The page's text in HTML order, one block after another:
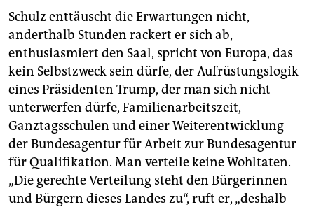
Schulz enttäuscht die Erwartungen nicht,
anderthalb Stunden rackert er sich ab,
enthusiasmiert den Saal, spricht von Europa, das
kein Selbstzweck sein dürfe, der Aufrüstungslogik
eines Präsidenten Trump, der man sich nicht
unterwerfen dürfe, Familienarbeitszeit,
Ganztagsschulen und einer Weiterentwicklung
der Bundesagentur für Arbeit zur Bundesagentur
für Qualifikation. Man verteile keine Wohltaten.
„Die gerechte Verteilung steht den Bürgerinnen
und Bürgern dieses Landes zu“, ruft er, „deshalb